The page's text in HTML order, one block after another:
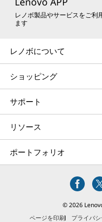
レノボ製品やサービスをご利
ます
レノボについて
ショッピング
サポート
リソース
ポートフォリオ
© 2026
ページを印刷
プライバ